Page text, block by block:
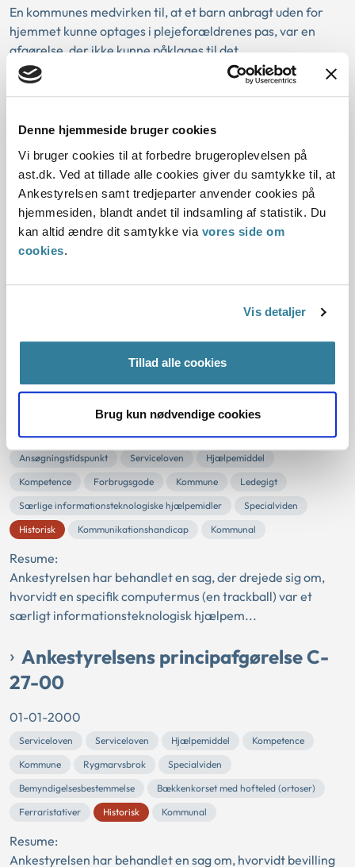
Denne hjemmeside bruger cookies
Vi bruger cookies til at forbedre brugeroplevelsen på
ast.dk. Ved at tillade alle cookies giver du samtykke til, at
Ankestyrelsen samt tredjeparter anvender cookies på
hjemmesiden, blandt andet til indsamling af statistik. Du
kan altid ændre dit samtykke via vores side om
cookies.
Vis detaljer
Tillad alle cookies
Brug kun nødvendige cookies
En kommunes medvirken til, at et barn anbragt uden for
hjemmet kunne optages i plejeforældrenes pas, var en
afgørelse, der ikke kunne påklages til det...
Ankestyrelsens principafgørelse D-
01-01-2000
Sygedagpengeloven Barselsloven
Dagpenge
Anmeldelsesfrist
Kommune
Forsikrede arbejdsgivere
Afslag på refusion
Udbetaling Danmark
anmodning herom var indgivet for sent, og idet
Ankestyrelsens principafgørelse C-
23-00
01-01-2000
Ansøgningstidspunkt Serviceloven
Hjælpemiddel
Kompetence
Forbrugsgode Kommune
Ledegigt
Særlige informationsteknologiske hjælpemidler
Specialviden
Historisk
Kommunikationshandicap Kommunal
Resume:
Ankestyrelsen har behandlet en sag, der drejede sig om,
hvorvidt en specifik computermus (en trackball) var et
særligt informationsteknologisk hjælpem...
Ankestyrelsens principafgørelse C-
27-00
01-01-2000
Serviceloven Serviceloven Hjælpemiddel
Kompetence
Kommune
Rygmarvsbrok
Specialviden
Bemyndigelsesbestemmelse
Bækkenkorset med hofteled (ortoser)
Ferraristativer
Historisk Kommunal
Resume:
Ankestyrelsen har behandlet en sag om, hvorvidt bevilling